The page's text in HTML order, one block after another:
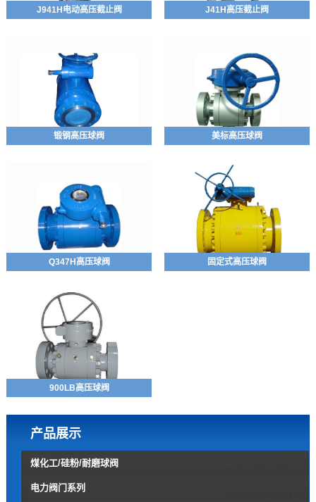
J941H电动高压截止阀 J41H高压截止阀
锻钢高压球阀 美标高压球阀
Q347H高压球阀 固定式高压球阀
900LB高压球阀
产品展示
煤化工/硅粉/耐磨球阀
电力阀门系列